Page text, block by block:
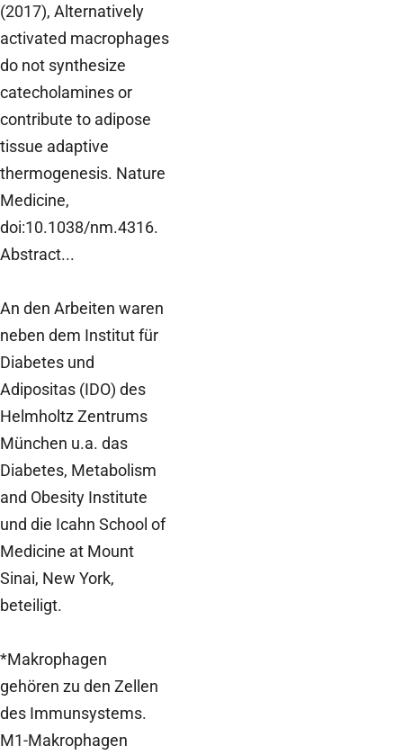
(2017), Alternatively
activated macrophages
do not synthesize
catecholamines or
contribute to adipose
tissue adaptive
thermogenesis. Nature
Medicine,
doi:10.1038/nm.4316.
Abstract...
An den Arbeiten waren
neben dem Institut für
Diabetes und
Adipositas (IDO) des
Helmholtz Zentrums
München u.a. das
Diabetes, Metabolism
and Obesity Institute
und die Icahn School of
Medicine at Mount
Sinai, New York,
beteiligt.
*Makrophagen
gehören zu den Zellen
des Immunsystems.
M1-Makrophagen